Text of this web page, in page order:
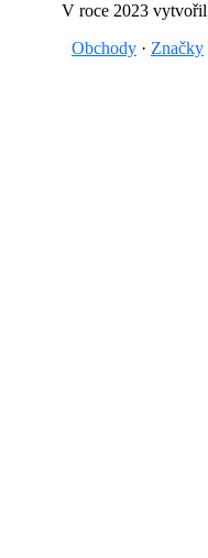
V roce 2023 vytvořil
Obchody · Značky